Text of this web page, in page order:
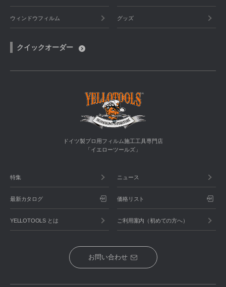
ウィンドウフィルム グッズ
クイックオーダー
ドイツ製プロ用フィルム施工工具専門店
「イエローツールズ」
特集 ニュース
最新カタログ 価格リスト
YELLOTOOLS とは ご利用案内（初めての方へ）
お問い合わせ